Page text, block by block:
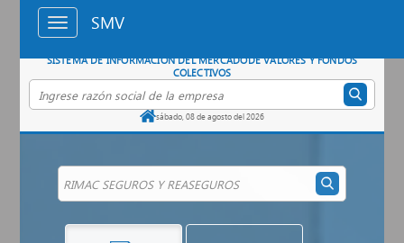
Saltar al contenido principal
SISTEMA DE INFORMACIÓN DEL MERCADODE VALORES Y FONDOS
COLECTIVOS
Buscar empresa por razón social
sábado, 08 de agosto del 2026
SMV